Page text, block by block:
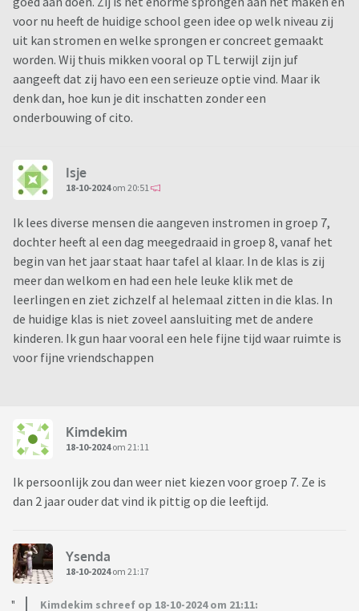
voor nu heeft de huidige school geen idee op welk niveau zij
uit kan stromen en welke sprongen er concreet gemaakt
worden. Wij thuis mikken vooral op TL terwijl zijn juf
aangeeft dat zij havo een een serieuze optie vind. Maar ik
denk dan, hoe kun je dit inschatten zonder een
onderbouwing of cito.
Isje
18-10-2024om 20:51
Ik lees diverse mensen die aangeven instromen in groep 7,
dochter heeft al een dag meegedraaid in groep 8, vanaf het
begin van het jaar staat haar tafel al klaar. In de klas is zij
meer dan welkom en had een hele leuke klik met de
leerlingen en ziet zichzelf al helemaal zitten in die klas. In
de huidige klas is niet zoveel aansluiting met de andere
kinderen. Ik gun haar vooral een hele fijne tijd waar ruimte is
voor fijne vriendschappen
Kimdekim
18-10-2024om 21:11
Ik persoonlijk zou dan weer niet kiezen voor groep 7. Ze is
dan 2 jaar ouder dat vind ik pittig op die leeftijd.
Ysenda
18-10-2024om 21:17
Kimdekim schreef op 18-10-2024 om 21:11: